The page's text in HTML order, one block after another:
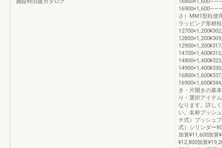
さ）MM1型柱使
ラッピング形材
き・片開きの基
り・選択アイテ
なります。詳し
い。名称プッシ
チ式）プッシュ
式）シリンダー
加算¥11,600加算
¥12,800加算